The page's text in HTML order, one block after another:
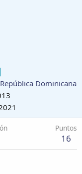
Dominicana
Puntos
16